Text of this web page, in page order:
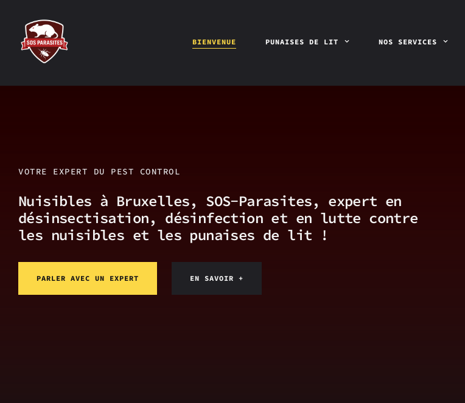
BIENVENUE PUNAISES DE LIT NOS SERVICES
VOTRE EXPERT DU PEST CONTROL
Nuisibles à Bruxelles, SOS-Parasites, expert en
désinsectisation, désinfection et en lutte contre
les nuisibles et les punaises de lit !
PARLER AVEC UN EXPERT EN SAVOIR +